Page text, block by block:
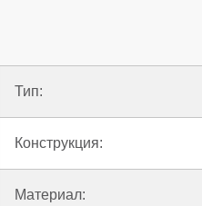
Тип:
Конструкция:
Материал: